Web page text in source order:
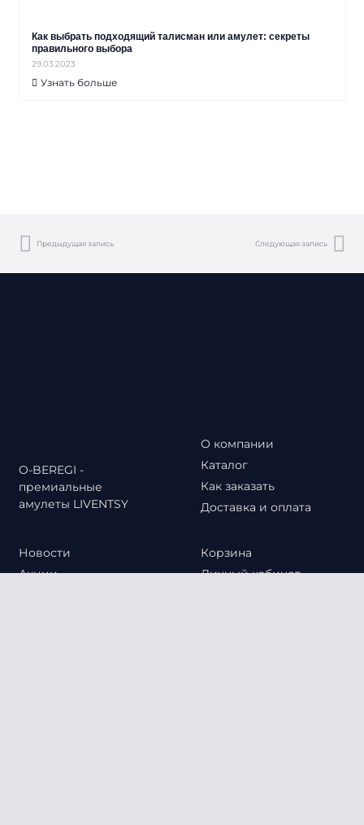
Как выбрать подходящий талисман или амулет: секреты
правильного выбора
29.03.2023
Узнать больше
Предыдущая запись Следующая запись
O-BEREGI -
премиальные
амулеты LIVENTSY
О компании
Каталог
Как заказать
Доставка и оплата
Новости
Акции
Корзина
Личный кабинет